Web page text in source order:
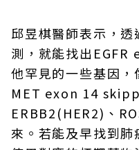
邱昱棋醫師表示，透
測，就能找出EGFR
他罕見的一些基因，
MET exon 14
ERBB2(HER2)、
來。若能及早找到